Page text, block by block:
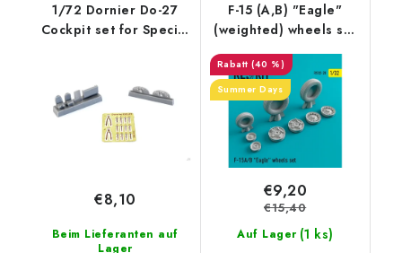
1/72 Dornier Do-27
Cockpit set for Special
Beim Lieferanten auf
Lager
€8,10
F-15 (A,B) "Eagle"
(weighted) wheels set
(1/32)
(40 %)
Summer Days
Auf Lager (1 ks)
€9,20
€15,40